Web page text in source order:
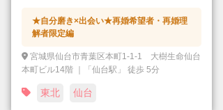
★自分磨き×出会い★再婚希望者・再婚理
解者限定編
宮城県仙台市青葉区本町1-1-1 大樹生命仙台
本町ビル14階 ｜「仙台駅」 徒歩 5分
東北 仙台